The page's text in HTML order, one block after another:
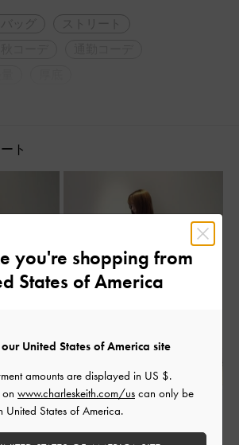
ストリート
ト
you're shopping from
States of America
United States of America site
amounts are displayed in US $.
www.charleskeith.com/us can only be
United States of America.